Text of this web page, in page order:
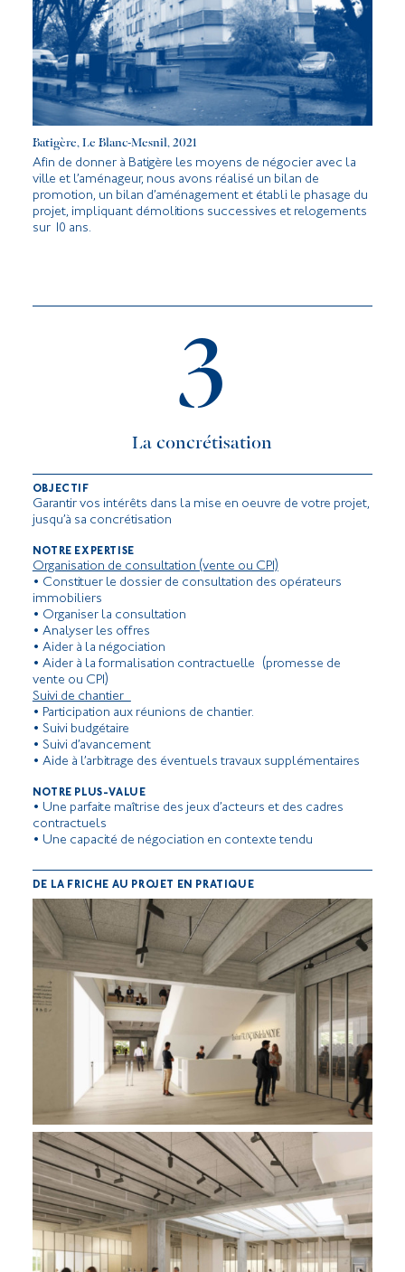
Batigère, Le Blanc-Mesnil, 2021
Afin de donner à Batigère les moyens de négocier avec la
ville et l’aménageur, nous avons réalisé un bilan de
promotion, un bilan d’aménagement et établi le phasage du
projet, impliquant démolitions successives et relogements
sur 10 ans.
3
La concrétisation
OBJECTIF
Garantir vos intérêts dans la mise en oeuvre de votre projet,
jusqu’à sa concrétisation
NOTRE EXPERTISE
Organisation de consultation (vente ou CPI)
• Constituer le dossier de consultation des opérateurs
immobiliers
• Organiser la consultation
• Analyser les offres
• Aider à la négociation
• Aider à la formalisation contractuelle (promesse de
vente ou CPI)
Suivi de chantier
• Participation aux réunions de chantier.
• Suivi budgétaire
• Suivi d’avancement
• Aide à l’arbitrage des éventuels travaux supplémentaires
NOTRE PLUS-VALUE
• Une parfaite maîtrise des jeux d’acteurs et des cadres
contractuels
• Une capacité de négociation en contexte tendu
DE LA FRICHE AU PROJET EN PRATIQUE